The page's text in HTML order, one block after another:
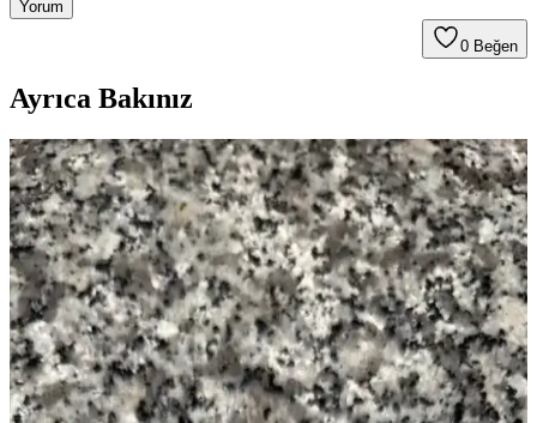
Yorum
0 Beğen
Ayrıca Bakınız
Kiralık Mutfaklarda Başarılı Yenileme ve Tasarım
İçin İzin ve Malzeme Seçimi
Kiralık mutfaklarda ev sahibi ile iletişim ve izin süreci, boya,
aydınlatma ve donanım değişiklikleriyle estetik ve fonksiyonel
yenileme yöntemleri ele alınmaktadır.
Kiralık Banyoda Dekorasyon ve Yenileme: Boya,
Zemin ve Fayans Seçiminde Dikkat Edilmesi
Gerekenler